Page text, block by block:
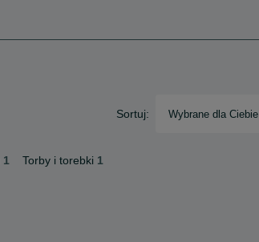
Sortuj: Wybrane dla Ciebie
1 Torby i torebki 1